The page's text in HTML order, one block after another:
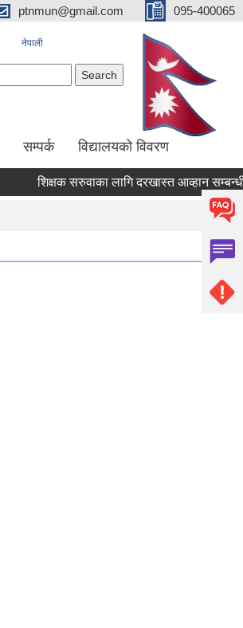
ptnmun@gmail.com 095-400065
नेपाली
सम्पर्क विद्यालयको विवरण
शिक्षक सरुवाका लागि दरखास्त आव्हान सम्बन्धी